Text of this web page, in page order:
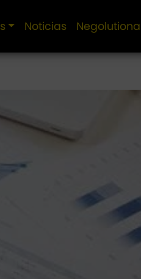
Noticias